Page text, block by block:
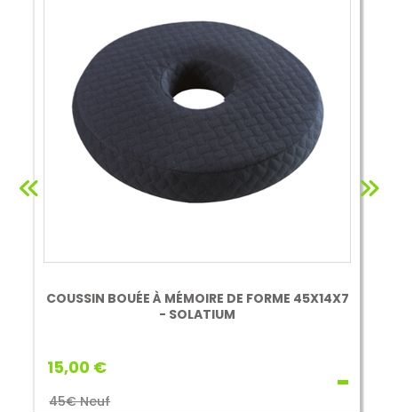
COUSSIN BOUÉE À MÉMOIRE DE FORME 45X14X7
- SOLATIUM
15,00 €
45€ Neuf